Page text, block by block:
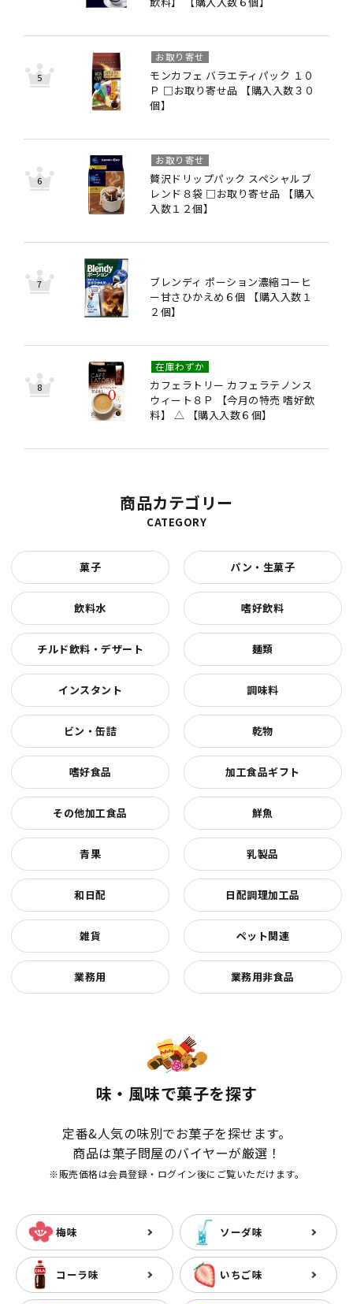
モンカフェ バラエティパック １０
Ｐ □お取り寄せ品 【購入入数３０
個】
お取り寄せ
贅沢ドリップパック スペシャルブ
レンド８袋 □お取り寄せ品 【購入
入数１２個】
お取り寄せ
ブレンディ ポーション濃縮コーヒ
ー甘さひかえめ６個 【購入入数１
２個】
カフェラトリー カフェラテノンス
ウィート８Ｐ 【今月の特売 嗜好飲
料】 △ 【購入入数６個】
在庫わずか
商品カテゴリー
CATEGORY
菓子 パン・生菓子
飲料水 嗜好飲料
チルド飲料・デザート 麺類
インスタント 調味料
ビン・缶詰 乾物
嗜好食品 加工食品ギフト
その他加工食品 鮮魚
青果 乳製品
和日配 日配調理加工品
雑貨 ペット関連
業務用 業務用非食品
味・風味で菓子を探す
定番&人気の味別でお菓子を探せます。
商品は菓子問屋のバイヤーが厳選！
※販売価格は会員登録・ログイン後にご覧いただけます。
梅味 ソーダ味
コーラ味 いちご味